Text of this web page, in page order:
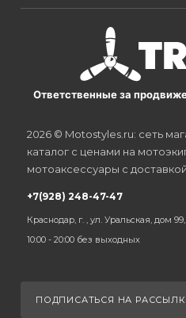
Ответственные за
2026 © Motostyles.ru: сеть
каталог с ценами на
мотоаксессуары с
+7(928) 248-47-47
Краснодар, г. , ул. Уральская, дом
10:00 - 20:00 без выходных
ПОДПИСАТЬСЯ НА